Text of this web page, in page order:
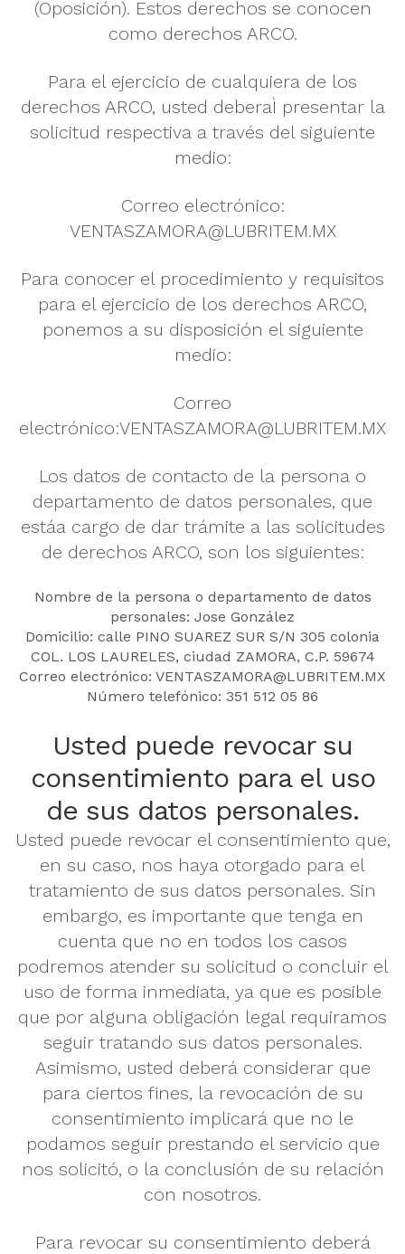
(Oposición). Estos derechos se conocen
como derechos ARCO.
Para el ejercicio de cualquiera de los
derechos ARCO, usted deberaÌ presentar la
solicitud respectiva a través del siguiente
medio:
Correo electrónico:
VENTASZAMORA@LUBRITEM.MX
Para conocer el procedimiento y requisitos
para el ejercicio de los derechos ARCO,
ponemos a su disposición el siguiente
medio:
Correo
electrónico:VENTASZAMORA@LUBRITEM.MX
Los datos de contacto de la persona o
departamento de datos personales, que
estáa cargo de dar trámite a las solicitudes
de derechos ARCO, son los siguientes:
Nombre de la persona o departamento de datos
personales: Jose González
Domicilio: calle PINO SUAREZ SUR S/N 305 colonia
COL. LOS LAURELES, ciudad ZAMORA, C.P. 59674
Correo electrónico: VENTASZAMORA@LUBRITEM.MX
Número telefónico: 351 512 05 86
Usted puede revocar su
consentimiento para el uso
de sus datos personales.
Usted puede revocar el consentimiento que,
en su caso, nos haya otorgado para el
tratamiento de sus datos personales. Sin
embargo, es importante que tenga en
cuenta que no en todos los casos
podremos atender su solicitud o concluir el
uso de forma inmediata, ya que es posible
que por alguna obligación legal requiramos
seguir tratando sus datos personales.
Asimismo, usted deberá considerar que
para ciertos fines, la revocación de su
consentimiento implicará que no le
podamos seguir prestando el servicio que
nos solicitó, o la conclusión de su relación
con nosotros.
Para revocar su consentimiento deberá